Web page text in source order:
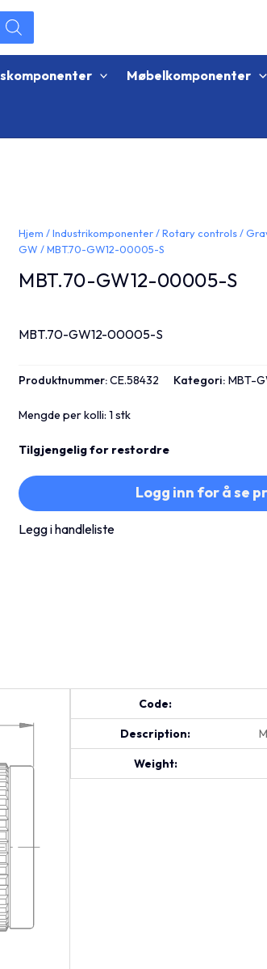
Møbelkomponenter
Hjem /Industrikomponenter/Rotary controls/
GW / MBT.70-GW12-00005-S
MBT.70-GW12-00005-S
MBT.70-GW12-00005-S
Produktnummer:CE.58432 Kategori:MBT-
Mengde per kolli: 1 stk
Tilgjengelig for restordre
Logg inn for å se
Legg i handleliste
Code:
Description:
Weight: